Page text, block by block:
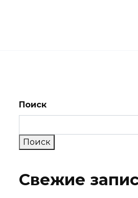
Поиск
Поиск
Свежие